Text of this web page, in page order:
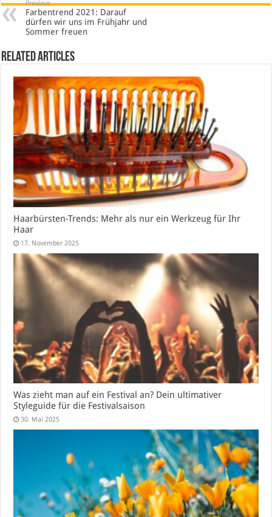
Previous
Farbentrend 2021: Darauf
dürfen wir uns im Frühjahr und
Sommer freuen
Related Articles
Haarbürsten-Trends: Mehr als nur ein Werkzeug für Ihr
Haar
17. November 2025
Was zieht man auf ein Festival an? Dein ultimativer
Styleguide für die Festivalsaison
30. Mai 2025